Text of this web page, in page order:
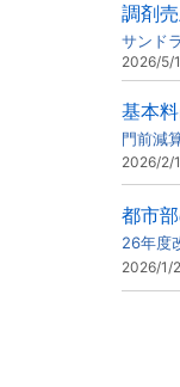
調剤
サンド
2026/5/
基本
門前減
2026/2/
都市
26年度
2026/1/